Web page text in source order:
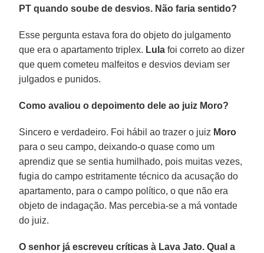
PT quando soube de desvios. Não faria sentido?
Esse pergunta estava fora do objeto do julgamento
que era o apartamento triplex. Lula foi correto ao dizer
que quem cometeu malfeitos e desvios deviam ser
julgados e punidos.
Como avaliou o depoimento dele ao juiz Moro?
Sincero e verdadeiro. Foi hábil ao trazer o juiz Moro
para o seu campo, deixando-o quase como um
aprendiz que se sentia humilhado, pois muitas vezes,
fugia do campo estritamente técnico da acusação do
apartamento, para o campo político, o que não era
objeto de indagação. Mas percebia-se a má vontade
do juiz.
O senhor já escreveu críticas à Lava Jato. Qual a